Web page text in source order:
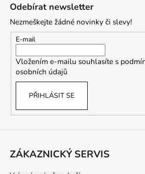
Odebírat newsletter
Nezmeškejte žádné novinky či slevy!
E-mail
Vložením e-mailu souhlasíte s
osobních údajů
PŘIHLÁSIT SE
ZÁKAZNICKÝ SERVIS